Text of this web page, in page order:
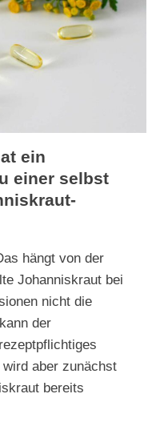
ein
einer selbst
hängt von der
Johanniskraut bei
nicht die
der
aber zunächst
bereits